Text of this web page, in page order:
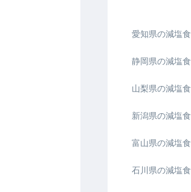
愛知県の減塩食
静岡県の減塩食
山梨県の減塩食
新潟県の減塩食
富山県の減塩食
石川県の減塩食